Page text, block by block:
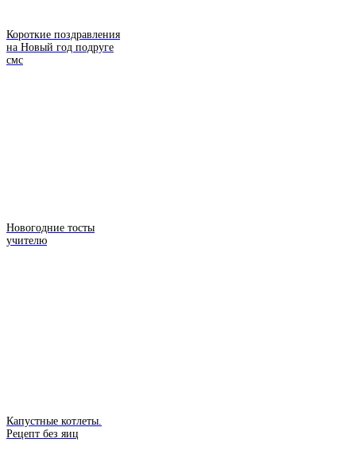
Короткие поздравления
на Новый год подруге
смс
Новогодние тосты
учителю
Капустные котлеты.
Рецепт без яиц